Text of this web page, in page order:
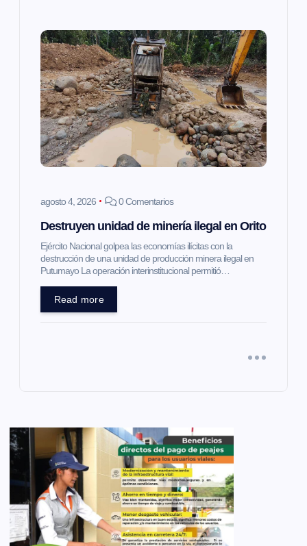
agosto 4, 2026 0 Comentarios
Destruyen unidad de minería ilegal en Orito
Ejército Nacional golpea las economías ilícitas con la
destrucción de una unidad de producción minera ilegal en
Putumayo La operación interinstitucional permitió…
Read more